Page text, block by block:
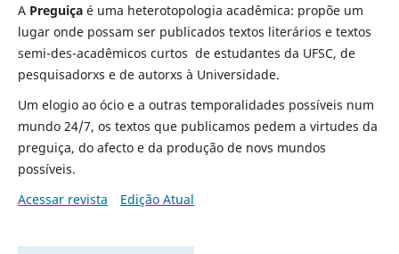
A Preguiçaé uma heterotopologia acadêmica: propõe um
lugar onde possam ser publicados textos literários e textos
semi-des-acadêmicos curtos de estudantes da UFSC, de
pesquisadorxs e de autorxs à Universidade.
Um elogio ao ócio e a outras temporalidades possíveis num
mundo 24/7, os textos que publicamos pedem a virtudes da
preguiça, do afecto e da produção de novs mundos
possíveis.
Acessar revista
Edição Atual